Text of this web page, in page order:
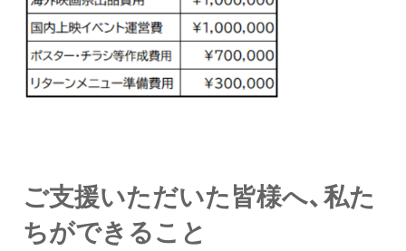
ご支援いただいた皆様へ、私た
ちができること